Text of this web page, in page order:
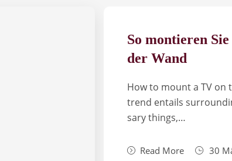
So montieren
der Wand
How to mount a TV on
trend enta­ils
sary things,…
Read More 30